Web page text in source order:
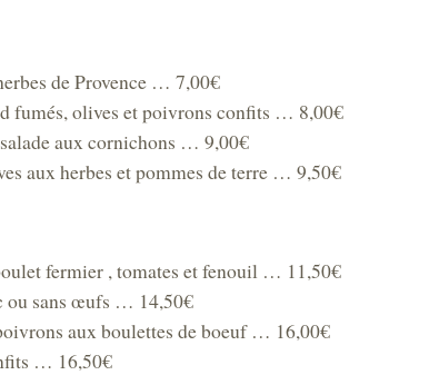
de Provence … 7,00€
fumés, olives et poivrons confits … 8,00€
aux cornichons … 9,00€
aux herbes et pommes de terre … 9,50€
fermier , tomates et fenouil … 11,50€
ou sans œufs … 14,50€
aux boulettes de boeuf … 16,00€
… 16,50€